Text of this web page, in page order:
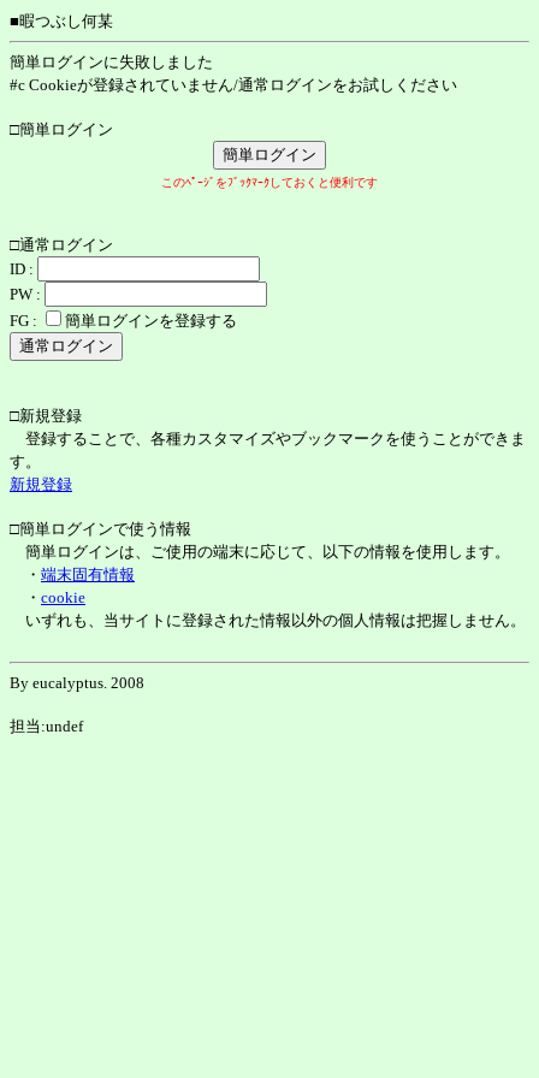
■暇つぶし何某
簡単ログインに失敗しました
#c Cookieが登録されていません/通常ログインをお試しください
□簡単ログイン
このﾍﾟｰｼﾞをﾌﾞｯｸﾏｰｸしておくと便利です
□通常ログイン
ID :
PW :
FG :
簡単ログインを登録する
□新規登録
登録することで、各種カスタマイズやブックマークを使うことができま
す。
新規登録
□簡単ログインで使う情報
簡単ログインは、ご使用の端末に応じて、以下の情報を使用します。
・ 端末固有情報
・ cookie
いずれも、当サイトに登録された情報以外の個人情報は把握しません。
By eucalyptus. 2008
担当:undef